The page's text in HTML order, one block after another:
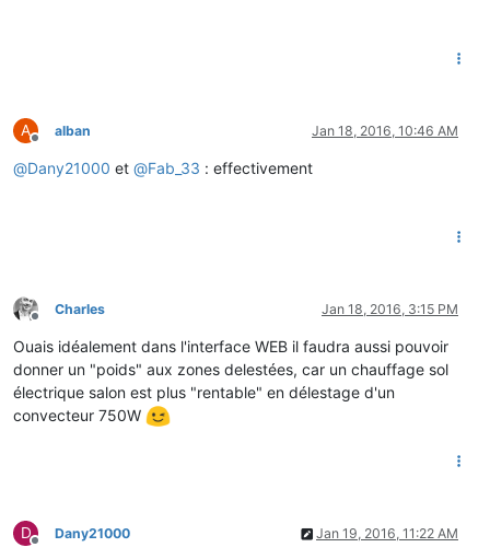
A
Offline
alban Jan 18, 2016, 10:46 AM
@Dany21000 et @Fab_33 : effectivement
Offline
Charles Jan 18, 2016, 3:15 PM
Ouais idéalement dans l'interface WEB il faudra aussi pouvoir
donner un "poids" aux zones delestées, car un chauffage sol
électrique salon est plus "rentable" en délestage d'un
convecteur 750W
D
Offline
Dany21000 Jan 19, 2016, 11:22 AM